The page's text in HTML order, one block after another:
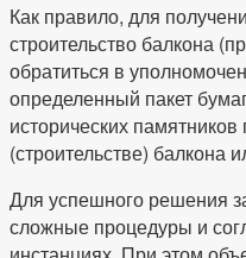
Как правило, для
строительство балкона
обратиться в
определенный пакет
исторических
(строительстве) балкона
Для успешного решения
сложные процедуры и